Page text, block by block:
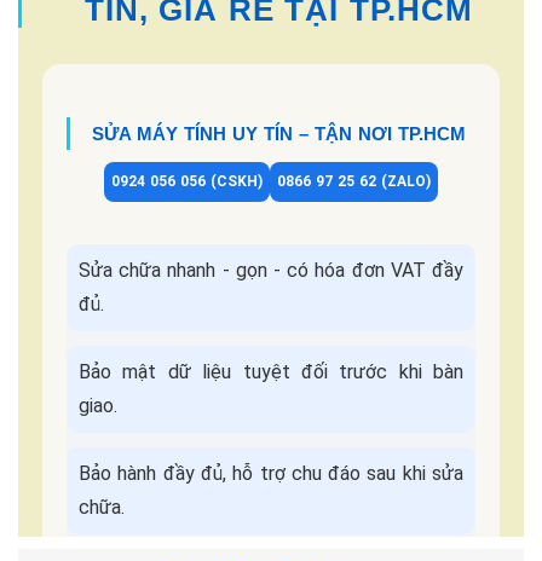
TÍN, GIÁ RẺ TẠI TP.HCM
SỬA MÁY TÍNH UY TÍN – TẬN NƠI TP.HCM
0924 056 056 (CSKH) 0866 97 25 62 (ZALO)
Sửa chữa nhanh - gọn - có hóa đơn VAT đầy
đủ.
Bảo mật dữ liệu tuyệt đối trước khi bàn
giao.
Bảo hành đầy đủ, hỗ trợ chu đáo sau khi sửa
chữa.